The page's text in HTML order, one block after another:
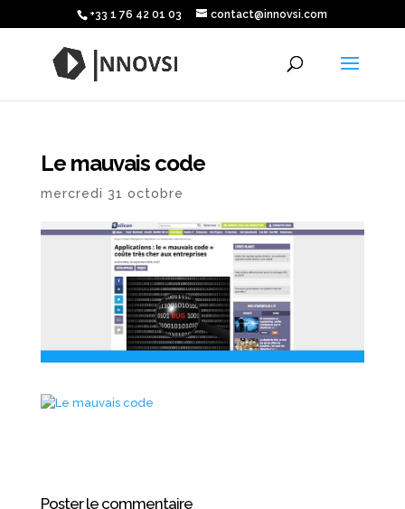
+33 1 76 42 01 03 contact@innovsi.com
Le mauvais code
mercredi 31 octobre
Poster le commentaire